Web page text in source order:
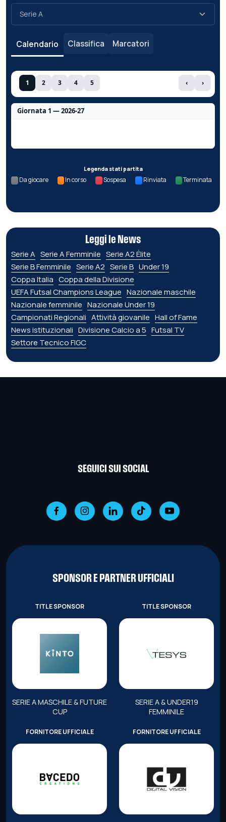
Calendario Classifica Marcatori
1 2 3 4 5 ‹ ›
Giornata 1 — 2026-27
Legenda stati partita
Da giocare In corso Sospesa Rinviata Terminata
Leggi le News
Serie A Serie A Femminile Serie A2 Élite
Serie B Femminile Serie A2 Serie B Under 19
Coppa Italia Coppa della Divisione
UEFA Futsal Champions League Nazionale maschile
Nazionale femminile Nazionale Under 19
Campionati Regionali Attività giovanile Hall of Fame
News istituzionali Divisione Calcio a 5 Futsal TV
Settore Tecnico FIGC
SEGUICI SUI SOCIAL
SPONSOR E PARTNER UFFICIALI
TITLE SPONSOR
SERIE A MASCHILE & FUTURE
CUP
TITLE SPONSOR
SERIE A & UNDER19
FEMMINILE
FORNITORE UFFICIALE FORNITORE UFFICIALE